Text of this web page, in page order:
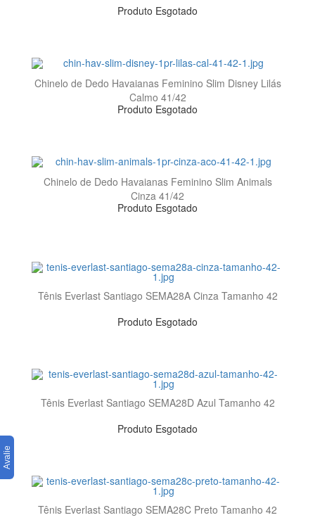
Produto Esgotado
Chinelo de Dedo Havaianas Feminino Slim Disney Lilás
Calmo 41/42
Produto Esgotado
Chinelo de Dedo Havaianas Feminino Slim Animals
Cinza 41/42
Produto Esgotado
Tênis Everlast Santiago SEMA28A Cinza Tamanho 42
Produto Esgotado
Tênis Everlast Santiago SEMA28D Azul Tamanho 42
Produto Esgotado
Tênis Everlast Santiago SEMA28C Preto Tamanho 42